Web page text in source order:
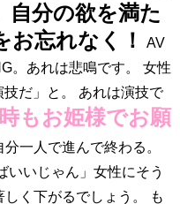
自分の欲を満た
お忘れなく！
AV
。あれは悲鳴です。 女性
だ」と。 あれは演技で
もお姫様でお願
一人で進んで終わる。
いいじゃん」女性にそう
く下がるでしょう。 も